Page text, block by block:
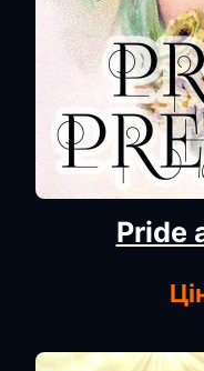
Pride